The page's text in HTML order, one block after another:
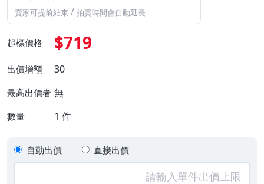
賣家可提前結束 / 拍賣時間會自動延長
起標價格 $719
出價增額 30
最高出價者 無
數量 1 件
自動出價 直接出價